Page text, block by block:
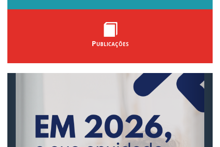
Publicações